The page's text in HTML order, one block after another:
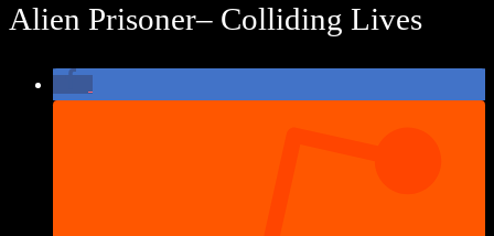
Alien Prisoner– Colliding Lives